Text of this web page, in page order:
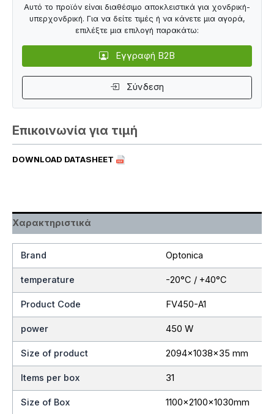
Επικοινωνία για τιμή
DOWNLOAD DATASHEET
Αυτό το προϊόν είναι διαθέσιμο αποκλειστικά για χονδρική-
υπερχονδρική. Για να δείτε τιμές ή να κάνετε μια αγορά,
επιλέξτε μια επιλογή παρακάτω:
Εγγραφή B2B
Σύνδεση
Χαρακτηριστικά
Brand Optonica
temperature -20°C / +40°C
Product Code FV450-A1
power 450 W
Size of product 2094x1038x35 mm
Items per box 31
Size of Box 1100x2100x1030mm